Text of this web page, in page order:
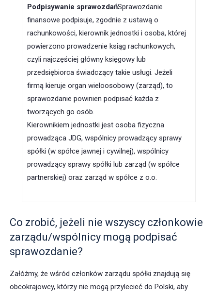
Podpisywanie sprawozdańSprawozdanie
finansowe podpisuje, zgodnie z ustawą o
rachunkowości, kierownik jednostki i osoba, której
powierzono prowadzenie ksiąg rachunkowych,
czyli najczęściej główny księgowy lub
przedsiębiorca świadczący takie usługi. Jeżeli
firmą kieruje organ wieloosobowy (zarząd), to
sprawozdanie powinien podpisać każda z
tworzących go osób.
Kierownikiem jednostki jest osoba fizyczna
prowadząca JDG, wspólnicy prowadzący sprawy
spółki (w spółce jawnej i cywilnej), wspólnicy
prowadzący sprawy spółki lub zarząd (w spółce
partnerskiej) oraz zarząd w spółce z o.o.
Co zrobić, jeżeli nie wszyscy członkowie
zarządu/wspólnicy mogą podpisać
sprawozdanie?
Załóżmy, że wśród członków zarządu spółki znajdują się
obcokrajowcy, którzy nie mogą przylecieć do Polski, aby